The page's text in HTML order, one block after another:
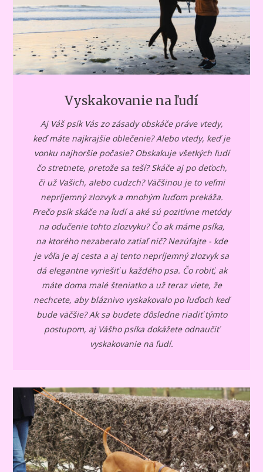
Vyskakovanie na ľudí
Aj Váš psík Vás zo zásady obskáče práve vtedy,
keď máte najkrajšie oblečenie? Alebo vtedy, keď je
vonku najhoršie počasie? Obskakuje všetkých ľudí
čo stretnete, pretože sa teší? Skáče aj po deťoch,
či už Vašich, alebo cudzch? Väčšinou je to veľmi
nepríjemný zlozvyk a mnohým ľuďom prekáža.
Prečo psík skáče na ľudí a aké sú pozitívne metódy
na odučenie tohto zlozvyku? Čo ak máme psíka,
na ktorého nezaberalo zatiaľ nič? Nezúfajte - kde
je vôľa je aj cesta a aj tento nepríjemný zlozvyk sa
dá elegantne vyriešiť u každého psa. Čo robiť, ak
máte doma malé šteniatko a už teraz viete, že
nechcete, aby bláznivo vyskakovalo po ľuďoch keď
bude väčšie? Ak sa budete dôsledne riadiť týmto
postupom, aj Vášho psíka dokážete odnaučiť
vyskakovanie na ľudí.